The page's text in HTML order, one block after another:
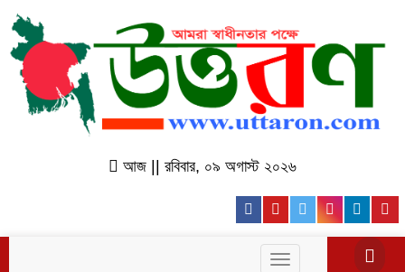
আজ || রবিবার, ০৯ অগাস্ট ২০২৬
Facebook
YoutubeTwitter
Toggle